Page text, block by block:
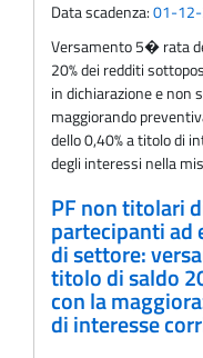
Data scadenza:01-
Versamento 5� rata
20% dei redditi
in dichiarazione e non
maggiorando
dello 0,40% a titolo di
degli interessi nella
PF non titolari
partecipanti ad
di settore:
titolo di saldo
con la
di interesse